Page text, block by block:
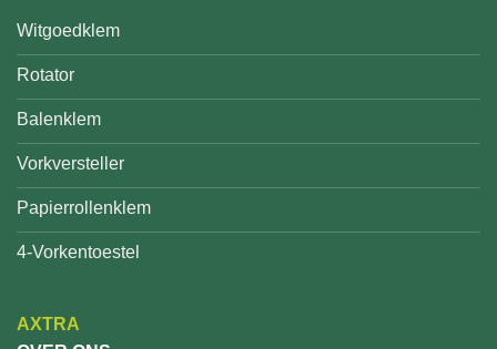
Witgoedklem
Rotator
Balenklem
Vorkversteller
Papierrollenklem
4-Vorkentoestel
AXTRA